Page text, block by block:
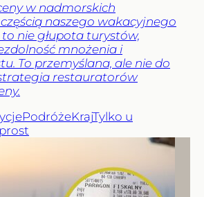
w nadmorskich
naszego wakacyjnego
nie głupota turystów,
mnożenia i
To przemyślana, ale nie do
restauratorów
PodróżeKrajTylko u